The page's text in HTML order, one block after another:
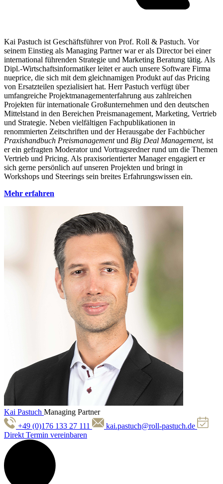
Kai Pastuch ist Geschäftsführer von Prof. Roll & Pastuch. Vor
seinem Einstieg als Managing Partner war er als Director bei einer
international führenden Strategie und Marketing Beratung tätig. Als
Dipl.-Wirtschaftsinformatiker leitet er auch unsere Software Firma
nueprice, die sich mit dem gleichnamigen Produkt auf das Pricing
von Ersatzteilen spezialisiert hat. Herr Pastuch verfügt über
umfangreiche Projektmanagementerfahrung aus zahlreichen
Projekten für internationale Großunternehmen und den deutschen
Mittelstand in den Bereichen Preismanagement, Marketing, Vertrieb
und Strategie. Neben vielfältigen Fachpublikationen in
renommierten Zeitschriften und der Herausgabe der Fachbücher
Praxishandbuch Preismanagementund Big Deal Management, ist
er ein gefragten Moderator und Vortragsredner rund um die Themen
Vertrieb und Pricing. Als praxisorientierter Manager engagiert er
sich gerne persönlich auf unseren Projekten und bringt in
Workshops und Steerings sein breites Erfahrungswissen ein.
Mehr erfahren
Kai Pastuch Managing Partner
+49 (0)176 133 27 111
kai.pastuch@roll-pastuch.de
Direkt Termin vereinbaren